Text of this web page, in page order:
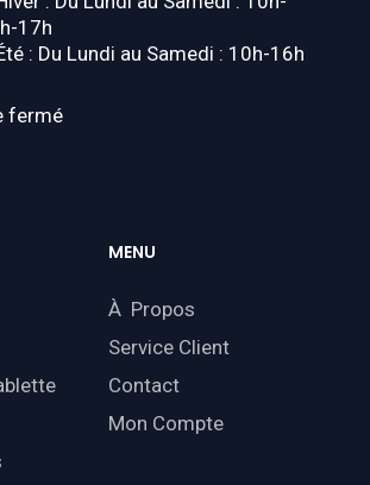
17h
: Du Lundi au Samedi : 10h-16h
fermé
MENU
À Propos
Service Client
Contact
Mon Compte